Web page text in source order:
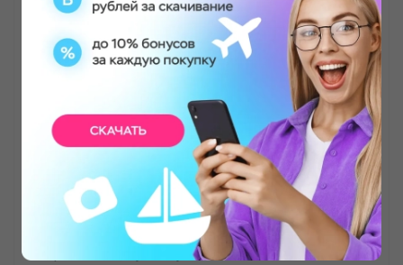
Медовый массаж
Провела лучшие часы в жизни. Девочки очень
заботливые, вежливые, все рассказали,
объяснили и ответили на вопросы. Массаж тела
был супер. Размяли меня очень хорошо, мастер
Лия была внимательна к проблемным зонам. В
салоне везде очень хорошо пахнет, везде
свежо и чисто. Все для удобства, тапочки,
халат и полотенца. В раздевалке все для лица
и волос, шкафчики и фен с зеркалом. Все очень
понравилось, чувствую себя очень мягкой.